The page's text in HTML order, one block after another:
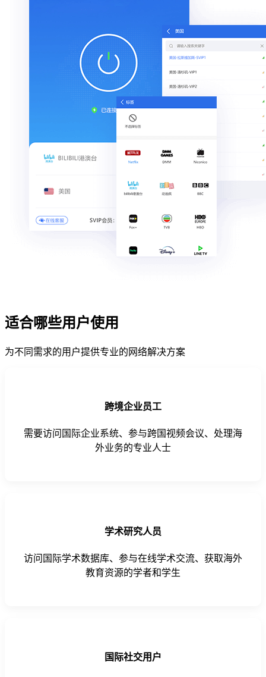
适合哪些用户使用
为不同需求的用户提供专业的网络解决方案
跨境企业员工
需要访问国际企业系统、参与跨国视频会议、处理海
外业务的专业人士
学术研究人员
访问国际学术数据库、参与在线学术交流、获取海外
教育资源的学者和学生
国际社交用户